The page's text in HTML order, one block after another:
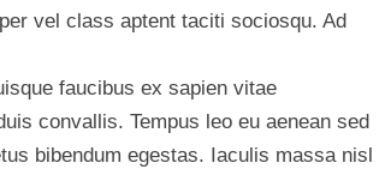
vel class aptent taciti sociosqu. Ad
faucibus ex sapien vitae
convallis. Tempus leo eu aenean sed
bibendum egestas. Iaculis massa nisl